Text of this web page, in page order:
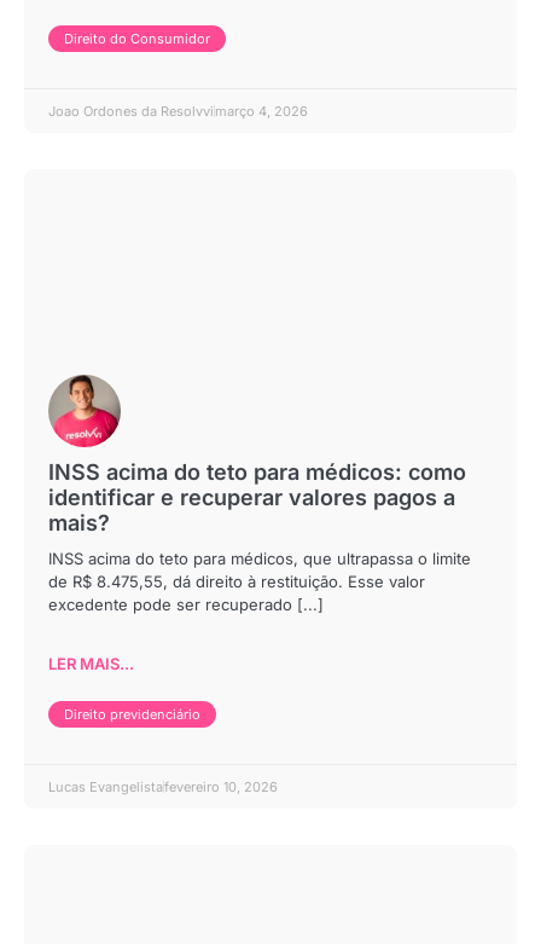
Direito do Consumidor
Joao Ordones da Resolvvi março 4, 2026
INSS acima do teto para médicos: como
identificar e recuperar valores pagos a
mais?
INSS acima do teto para médicos, que ultrapassa o limite
de R$ 8.475,55, dá direito à restituição. Esse valor
excedente pode ser recuperado [...]
LER MAIS...
Direito previdenciário
Lucas Evangelistafevereiro 10, 2026